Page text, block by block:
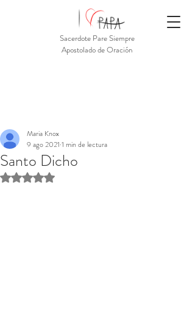
Sacerdote Pare Siempre
Apostolado de Oración
Santo Dicho
Maria Knox
9 ago 2021 1 min de lectura
Obtuvo NaN de 5 estrellas.